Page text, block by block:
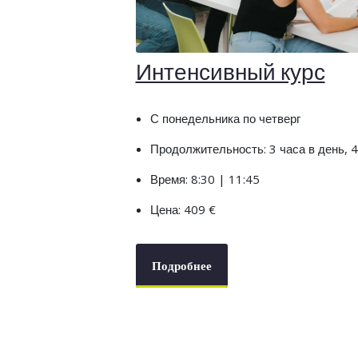
Интенсивный курс
С понедельника по четверг
Продолжительность: 3 часа в день,
Время: 8:30 | 11:45
Цена: 409 €
Подробнее